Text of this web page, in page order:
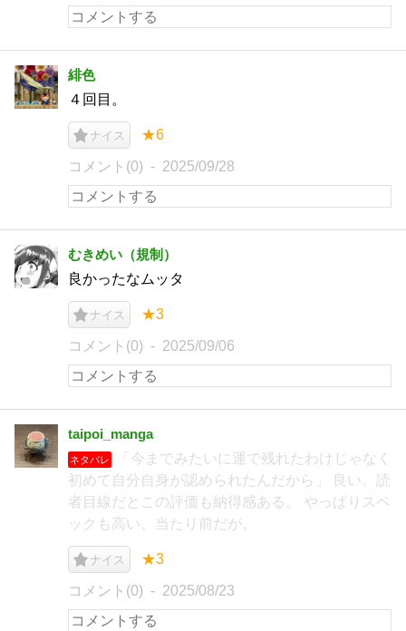
緋色
４回目。
ナイス ★6
コメント(0) 2025/09/28
むきめい（規制）
良かったなムッタ
ナイス ★3
コメント(0) 2025/09/06
taipoi_manga
ネタバレ
「今までみたいに運で残れたわけじゃなく
初めて自分自身が認められたんだから」 良い。読
者目線だとこの評価も納得感ある。 やっぱりスペ
ックも高い、当たり前だが。
ナイス ★3
コメント(0) 2025/08/23